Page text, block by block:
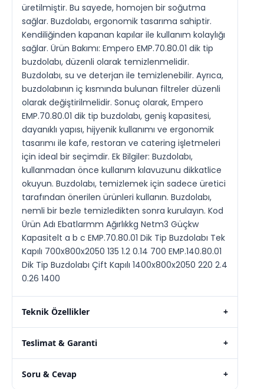
üretilmiştir. Bu sayede, homojen bir soğutma
sağlar. Buzdolabı, ergonomik tasarıma sahiptir.
Kendiliğinden kapanan kapılar ile kullanım kolaylığı
sağlar. Ürün Bakımı: Empero EMP.70.80.01 dik tip
buzdolabı, düzenli olarak temizlenmelidir.
Buzdolabı, su ve deterjan ile temizlenebilir. Ayrıca,
buzdolabının iç kısmında bulunan filtreler düzenli
olarak değiştirilmelidir. Sonuç olarak, Empero
EMP.70.80.01 dik tip buzdolabı, geniş kapasitesi,
dayanıklı yapısı, hijyenik kullanımı ve ergonomik
tasarımı ile kafe, restoran ve catering işletmeleri
için ideal bir seçimdir. Ek Bilgiler: Buzdolabı,
kullanmadan önce kullanım kılavuzunu dikkatlice
okuyun. Buzdolabı, temizlemek için sadece üretici
tarafından önerilen ürünleri kullanın. Buzdolabı,
nemli bir bezle temizledikten sonra kurulayın. Kod
Ürün Adı Ebatlarmm Ağırlıkkg Netm3 Güçkw
Kapasitelt a b c EMP.70.80.01 Dik Tip Buzdolabı Tek
Kapılı 700x800x2050 135 1.2 0.14 700 EMP.140.80.01
Dik Tip Buzdolabı Çift Kapılı 1400x800x2050 220 2.4
0.26 1400
Teknik Özellikler +
Teslimat & Garanti +
Soru & Cevap +